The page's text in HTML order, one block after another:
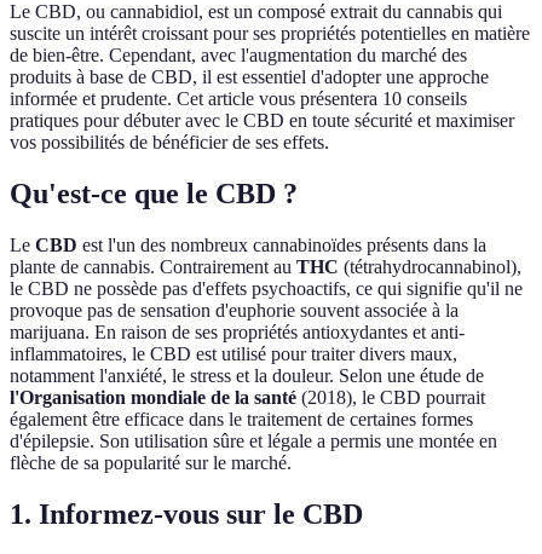
Le CBD, ou cannabidiol, est un composé extrait du cannabis qui
suscite un intérêt croissant pour ses propriétés potentielles en matière
de bien-être. Cependant, avec l'augmentation du marché des
produits à base de CBD, il est essentiel d'adopter une approche
informée et prudente. Cet article vous présentera 10 conseils
pratiques pour débuter avec le CBD en toute sécurité et maximiser
vos possibilités de bénéficier de ses effets.
Qu'est-ce que le CBD ?
Le CBD est l'un des nombreux cannabinoïdes présents dans la
plante de cannabis. Contrairement au THC (tétrahydrocannabinol),
le CBD ne possède pas d'effets psychoactifs, ce qui signifie qu'il ne
provoque pas de sensation d'euphorie souvent associée à la
marijuana. En raison de ses propriétés antioxydantes et anti-
inflammatoires, le CBD est utilisé pour traiter divers maux,
notamment l'anxiété, le stress et la douleur. Selon une étude de
l'Organisation mondiale de la santé (2018), le CBD pourrait
également être efficace dans le traitement de certaines formes
d'épilepsie. Son utilisation sûre et légale a permis une montée en
flèche de sa popularité sur le marché.
1. Informez-vous sur le CBD